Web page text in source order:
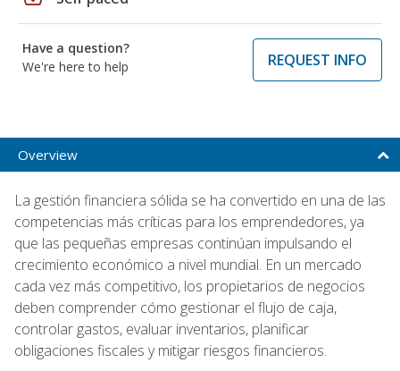
Have a question?
We're here to help
REQUEST INFO
Overview
La gestión financiera sólida se ha convertido en una de las
competencias más críticas para los emprendedores, ya
que las pequeñas empresas continúan impulsando el
crecimiento económico a nivel mundial. En un mercado
cada vez más competitivo, los propietarios de negocios
deben comprender cómo gestionar el flujo de caja,
controlar gastos, evaluar inventarios, planificar
obligaciones fiscales y mitigar riesgos financieros.